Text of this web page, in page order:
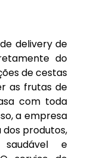
delivery de
do
de cestas
as frutas de
com toda
a empresa
produtos,
saudável e